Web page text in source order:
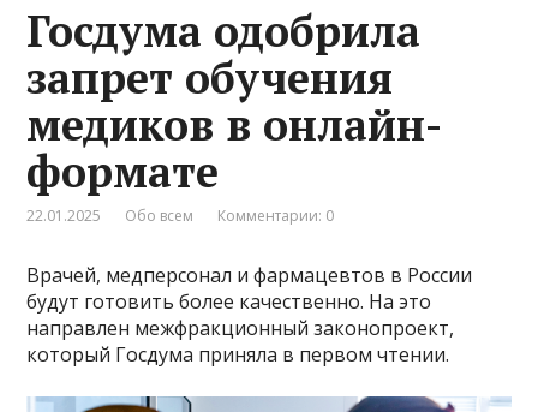
Госдума одобрила
запрет обучения
медиков в онлайн-
формате
22.01.2025 Обо всем Комментарии: 0
Врачей, медперсонал и фармацевтов в России
будут готовить более качественно. На это
направлен межфракционный законопроект,
который Госдума приняла в первом чтении.